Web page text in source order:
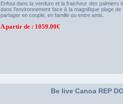
Enfoui dans la verdure et la fraicheur des palmiers
dans l’environnement face à la magnifique plage
partager en couple, en famille ou entre amis.
A partir de : 1059.00€
Be live Canoa REP